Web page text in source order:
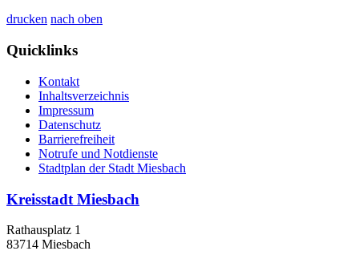
drucken nach oben
Quicklinks
Kontakt
Inhaltsverzeichnis
Impressum
Datenschutz
Barrierefreiheit
Notrufe und Notdienste
Stadtplan der Stadt Miesbach
Kreisstadt Miesbach
Rathausplatz 1
83714 Miesbach